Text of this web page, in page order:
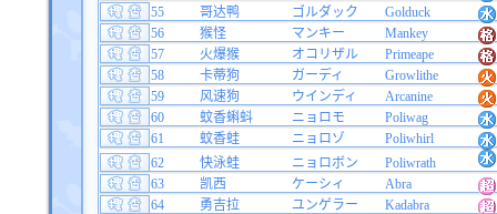
55
哥达鸭 ゴルダック
Golduck
56
猴怪 マンキー
Mankey
57
火爆猴 オコリザル
Primeape
58
卡蒂狗 ガーディ
Growlithe
59
风速狗 ウインディ
Arcanine
60
蚊香蝌蚪 ニョロモ
Poliwag
61
蚊香蛙 ニョロゾ
Poliwhirl
62
快泳蛙 ニョロボン
Poliwrath
63
凯西 ケーシィ
Abra
64
勇吉拉 ユンゲラー
Kadabra